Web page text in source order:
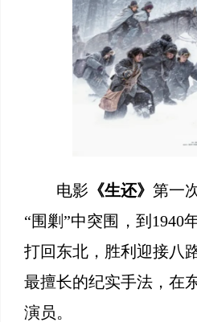
电影 《生还》 第一
“围剿”中突围，到1940
打回东北，胜利迎接八
最擅长的纪实手法，在
演员。